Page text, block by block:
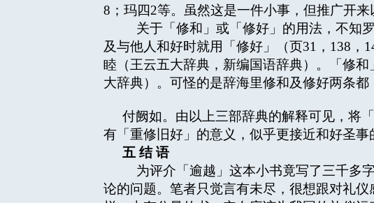
8；玛四2等。虽然这是一件小事，但推广开来
关于「修和」或「修好」的用法，不知
及与他人和好时就用「修好」（页31，138
睦（王云五大辞典，新编国语辞典）。「修
大辞典）。可怪的是辞海里修和及修好两条都
付阙如。由以上三部辞典的解释可见，将
有「重修旧好」的意义，似乎更接近和好圣事
五 结 语
为评介「逾越」这本小书竟写了三千多
论的问题。笔者只觉言有未尽，很想跟对礼